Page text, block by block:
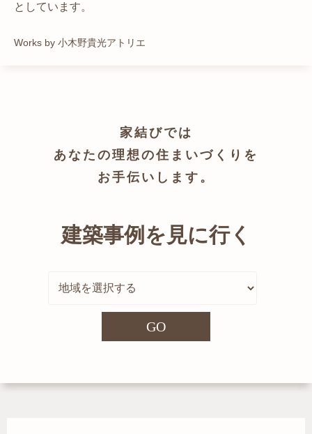
としています。
Works by 小木野貴光アトリエ
家結びでは
あなたの理想の住まいづくりを
お手伝いします。
建築事例を見に行く
GO